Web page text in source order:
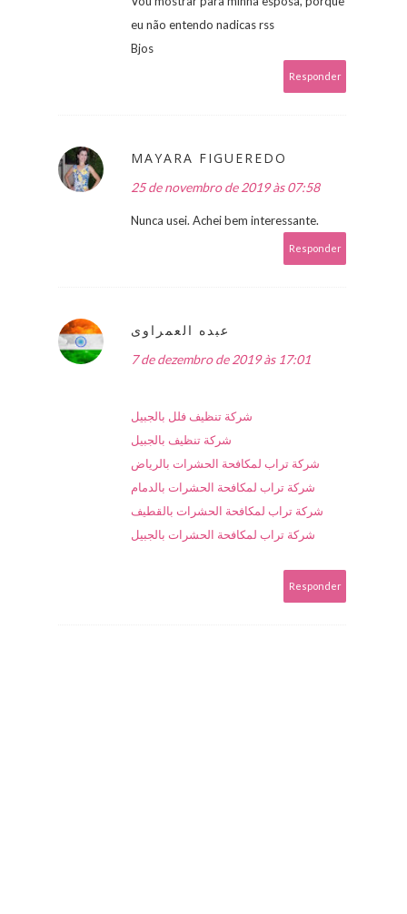
eu não entendo nadicas rss
Bjos
Responder
MAYARA FIGUEREDO
25 de novembro de 2019 às 07:58
Nunca usei. Achei bem interessante.
Responder
عبده العمراوى
7 de dezembro de 2019 às 17:01
شركة تنظيف فلل بالجبيل
شركة تنظيف بالجبيل
شركة تراب لمكافحة الحشرات بالرياض
شركة تراب لمكافحة الحشرات بالدمام
شركة تراب لمكافحة الحشرات بالقطيف
شركة تراب لمكافحة الحشرات بالجبيل
Responder